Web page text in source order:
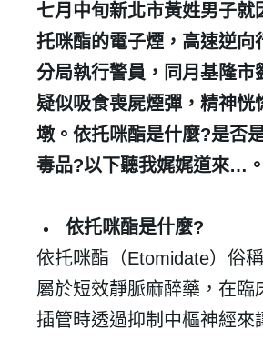
七月中旬新北市黃姓男子就
托咪酯的電子煙，高速逆向
分局執行警員，同月基隆市
疑似吸食喪屍煙彈，精神恍
墩。依托咪酯是什麼?是否
毒品?以下聽我娓娓道來… 。
依托咪酯是什麼?
依托咪酯（Etomidate）俗稱
屬於短效靜脈麻醉藥，在臨
插管時透過抑制中樞神經來